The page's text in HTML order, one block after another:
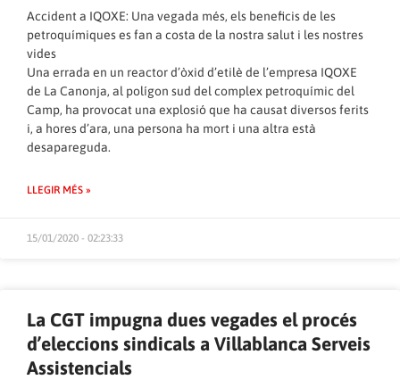
Accident a IQOXE: Una vegada més, els beneficis de les
petroquímiques es fan a costa de la nostra salut i les nostres
vides
Una errada en un reactor d’òxid d’etilè de l’empresa IQOXE
de La Canonja, al polígon sud del complex petroquímic del
Camp, ha provocat una explosió que ha causat diversos ferits
i, a hores d’ara, una persona ha mort i una altra està
desapareguda.
LLEGIR MÉS »
15/01/2020 - 02:23:33
La CGT impugna dues vegades el procés
d’eleccions sindicals a Villablanca Serveis
Assistencials